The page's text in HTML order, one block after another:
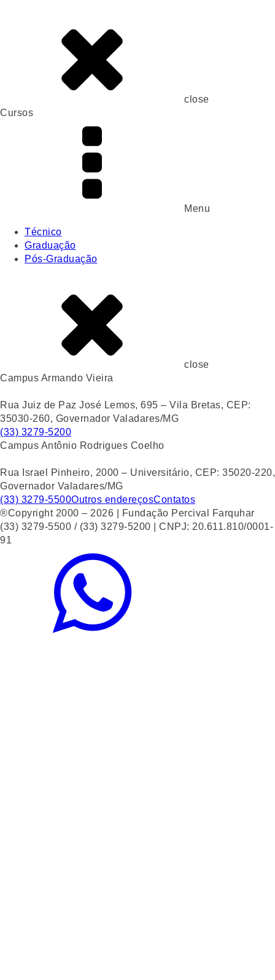
close
Cursos
Menu
Técnico
Graduação
Pós-Graduação
close
Campus Armando Vieira
Rua Juiz de Paz José Lemos, 695 – Vila Bretas, CEP:
35030-260, Governador Valadares/MG
(33) 3279-5200
Campus Antônio Rodrigues Coelho
Rua Israel Pinheiro, 2000 – Universitário, CEP: 35020-220,
Governador Valadares/MG
(33) 3279-5500Outros endereçosContatos
®Copyright 2000 – 2026 | Fundação Percival Farquhar
(33) 3279-5500 / (33) 3279-5200 | CNPJ: 20.611.810/0001-
91